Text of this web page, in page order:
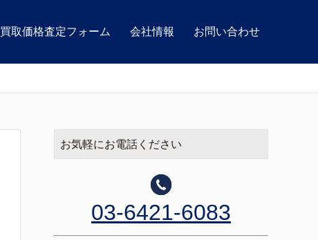
買取価格査定フォーム 会社情報 お問い合わせ
お気軽にお電話ください
03-6421-6083